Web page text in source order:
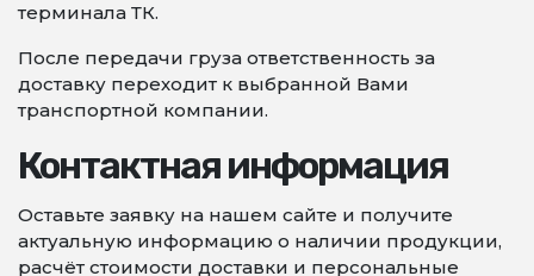
терминала ТК.
После передачи груза ответственность за
доставку переходит к выбранной Вами
транспортной компании.
Контактная информация
Оставьте заявку на нашем сайте и получите
актуальную информацию о наличии продукции,
расчёт стоимости доставки и персональные